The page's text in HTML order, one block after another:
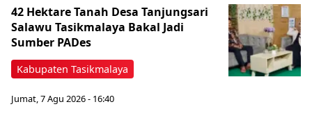
Kabupaten Tasikmalaya
42 Hektare Tanah Desa Tanjungsari
Salawu Tasikmalaya Bakal Jadi
Sumber PADes
Jumat, 7 Agu 2026 - 16:40